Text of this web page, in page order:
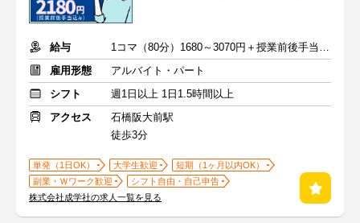
給与
1コマ（80分）1680～3070円＋授業前後手当500円＋交通費全額支給
雇用形態
アルバイト・パート
シフト
週1日以上 1日1.5時間以上
アクセス
石橋阪大前駅
徒歩3分
単発（1日OK） 大学生歓迎
短期（1ヶ月以内OK）
副業・Ｗワーク歓迎
シフト自由・自己申告
株式会社成学社の求人一覧を見る